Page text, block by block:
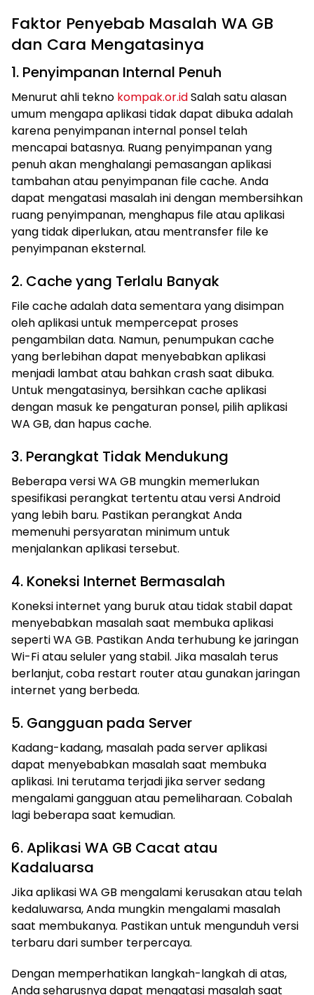
Faktor Penyebab Masalah WA GB
dan Cara Mengatasinya
1. Penyimpanan Internal Penuh
Menurut ahli tekno kompak.or.idSalah satu alasan
umum mengapa aplikasi tidak dapat dibuka adalah
karena penyimpanan internal ponsel telah
mencapai batasnya. Ruang penyimpanan yang
penuh akan menghalangi pemasangan aplikasi
tambahan atau penyimpanan file cache. Anda
dapat mengatasi masalah ini dengan membersihkan
ruang penyimpanan, menghapus file atau aplikasi
yang tidak diperlukan, atau mentransfer file ke
penyimpanan eksternal.
2. Cache yang Terlalu Banyak
File cache adalah data sementara yang disimpan
oleh aplikasi untuk mempercepat proses
pengambilan data. Namun, penumpukan cache
yang berlebihan dapat menyebabkan aplikasi
menjadi lambat atau bahkan crash saat dibuka.
Untuk mengatasinya, bersihkan cache aplikasi
dengan masuk ke pengaturan ponsel, pilih aplikasi
WA GB, dan hapus cache.
3. Perangkat Tidak Mendukung
Beberapa versi WA GB mungkin memerlukan
spesifikasi perangkat tertentu atau versi Android
yang lebih baru. Pastikan perangkat Anda
memenuhi persyaratan minimum untuk
menjalankan aplikasi tersebut.
4. Koneksi Internet Bermasalah
Koneksi internet yang buruk atau tidak stabil dapat
menyebabkan masalah saat membuka aplikasi
seperti WA GB. Pastikan Anda terhubung ke jaringan
Wi-Fi atau seluler yang stabil. Jika masalah terus
berlanjut, coba restart router atau gunakan jaringan
internet yang berbeda.
5. Gangguan pada Server
Kadang-kadang, masalah pada server aplikasi
dapat menyebabkan masalah saat membuka
aplikasi. Ini terutama terjadi jika server sedang
mengalami gangguan atau pemeliharaan. Cobalah
lagi beberapa saat kemudian.
6. Aplikasi WA GB Cacat atau
Kadaluarsa
Jika aplikasi WA GB mengalami kerusakan atau telah
kedaluwarsa, Anda mungkin mengalami masalah
saat membukanya. Pastikan untuk mengunduh versi
terbaru dari sumber terpercaya.
Dengan memperhatikan langkah-langkah di atas,
Anda seharusnya dapat mengatasi masalah saat